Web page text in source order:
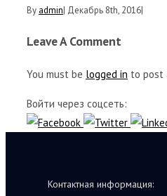
By admin| Декабрь 8th, 2016|
Leave A Comment
You must be logged in to post
Войти через соцсеть:
Контактная информация: